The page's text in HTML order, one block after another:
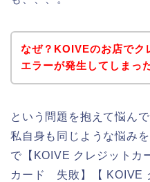
なぜ？KOIVEのお店でク
エラーが発生してしまっ
という問題を抱えて悩ん
私自身も同じような悩み
で【KOIVE クレジットカ
カード 失敗】【 KOIVE